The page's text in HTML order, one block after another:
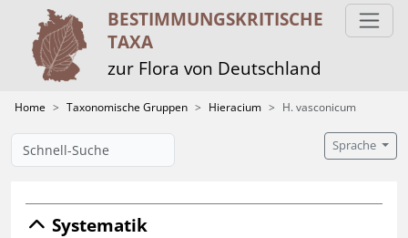
BESTIMMUNGS­KRITISCHE
TAXA
zur Flora von Deutschland
Home Taxonomische Gruppen Hieracium H. vasconicum
Sprache
Systematik